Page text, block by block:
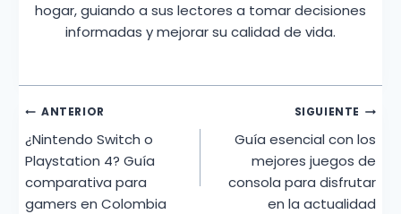
hogar, guiando a sus lectores a tomar decisiones
informadas y mejorar su calidad de vida.
Navegación
de
entradas
ANTERIOR
¿Nintendo Switch o
Playstation 4? Guía
comparativa para
gamers en Colombia
SIGUIENTE
Guía esencial con los
mejores juegos de
consola para disfrutar
en la actualidad